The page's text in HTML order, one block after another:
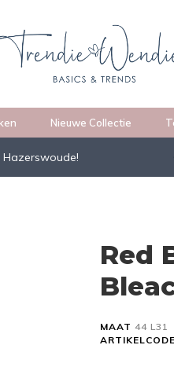
Nieuwe Collectie
Red
MAAT 44 L31
ARTIKELCODE